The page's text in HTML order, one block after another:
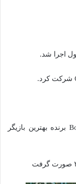
ارکان بخاطر بازی در فیلم Bornova Bornova برنده بهترین بازیگر